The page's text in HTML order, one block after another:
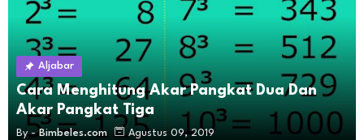
Aljabar
Cara Menghitung Akar Pangkat Dua Dan
Akar Pangkat Tiga
By - Bimbeles.com Agustus 09, 2019